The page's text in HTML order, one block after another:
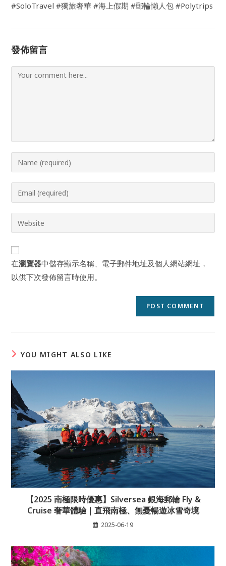
#SoloTravel #獨旅奢華 #海上假期 #郵輪懶人包 #Polytrips
發佈留言
Comment
Enter
your
name
to
comment
Enter
your
email
address
comment
Enter
your
website
URL
(optional)
在瀏覽器中儲存顯示名稱、電子郵件地址及個人網站網址，
以供下次發佈留言時使用。
YOU MIGHT ALSO LIKE
【2025 南極限時優惠】Silversea 銀海郵輪 Fly &
Cruise 奢華體驗｜直飛南極、無憂暢遊冰雪奇境
2025-06-19